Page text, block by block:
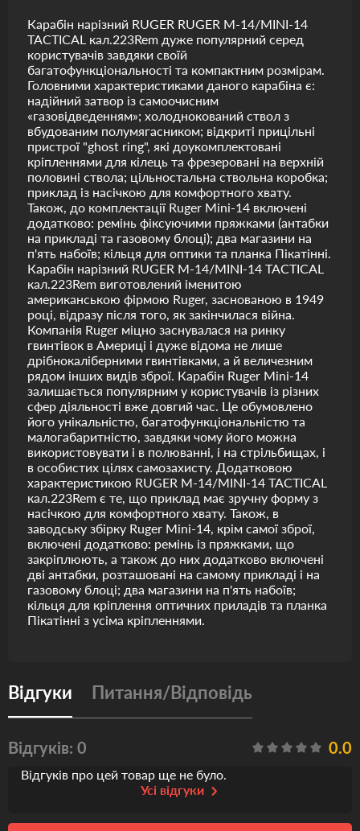
Карабін нарізний RUGER RUGER M-14/MINI-14
TACTICAL кал.223Rem дуже популярний серед
користувачів завдяки своїй
багатофункціональності та компактним розмірам.
Головними характеристиками даного карабіна є:
надійний затвор із самоочисним
«газовідведенням»; холоднокований ствол з
вбудованим полумягасником; відкриті прицільні
пристрої "ghost ring", які доукомплектовані
кріпленнями для кілець та фрезеровані на верхній
половині ствола; цільностальна ствольна коробка;
приклад із насічкою для комфортного хвату.
Також, до комплектації Ruger Mini-14 включені
додатково: ремінь фіксуючими пряжками (антабки
на прикладі та газовому блоці); два магазини на
п'ять набоїв; кільця для оптики та планка Пікатінні.
Карабін нарізний RUGER M-14/MINI-14 TACTICAL
кал.223Rem виготовлений іменитою
американською фірмою Ruger, заснованою в 1949
році, відразу після того, як закінчилася війна.
Компанія Ruger міцно заснувалася на ринку
гвинтівок в Америці і дуже відома не лише
дрібнокаліберними гвинтівками, а й величезним
рядом інших видів зброї. Карабін Ruger Mini-14
залишається популярним у користувачів із різних
сфер діяльності вже довгий час. Це обумовлено
його унікальністю, багатофункціональністю та
малогабаритністю, завдяки чому його можна
використовувати і в полюванні, і на стрільбищах, і
в особистих цілях самозахисту. Додатковою
характеристикою RUGER M-14/MINI-14 TACTICAL
кал.223Rem є те, що приклад має зручну форму з
насічкою для комфортного хвату. Також, в
заводську збірку Ruger Mini-14, крім самої зброї,
включені додатково: ремінь із пряжками, що
закріплюють, а також до них додатково включені
дві антабки, розташовані на самому прикладі і на
газовому блоці; два магазини на п'ять набоїв;
кільця для кріплення оптичних приладів та планка
Пікатінні з усіма кріпленнями.
Відгуки Питання/Відповідь
Відгуків: 0 0.0
Відгуків про цей товар ще не було.
Усі відгуки